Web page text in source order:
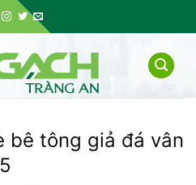
bê tông giả đá vân